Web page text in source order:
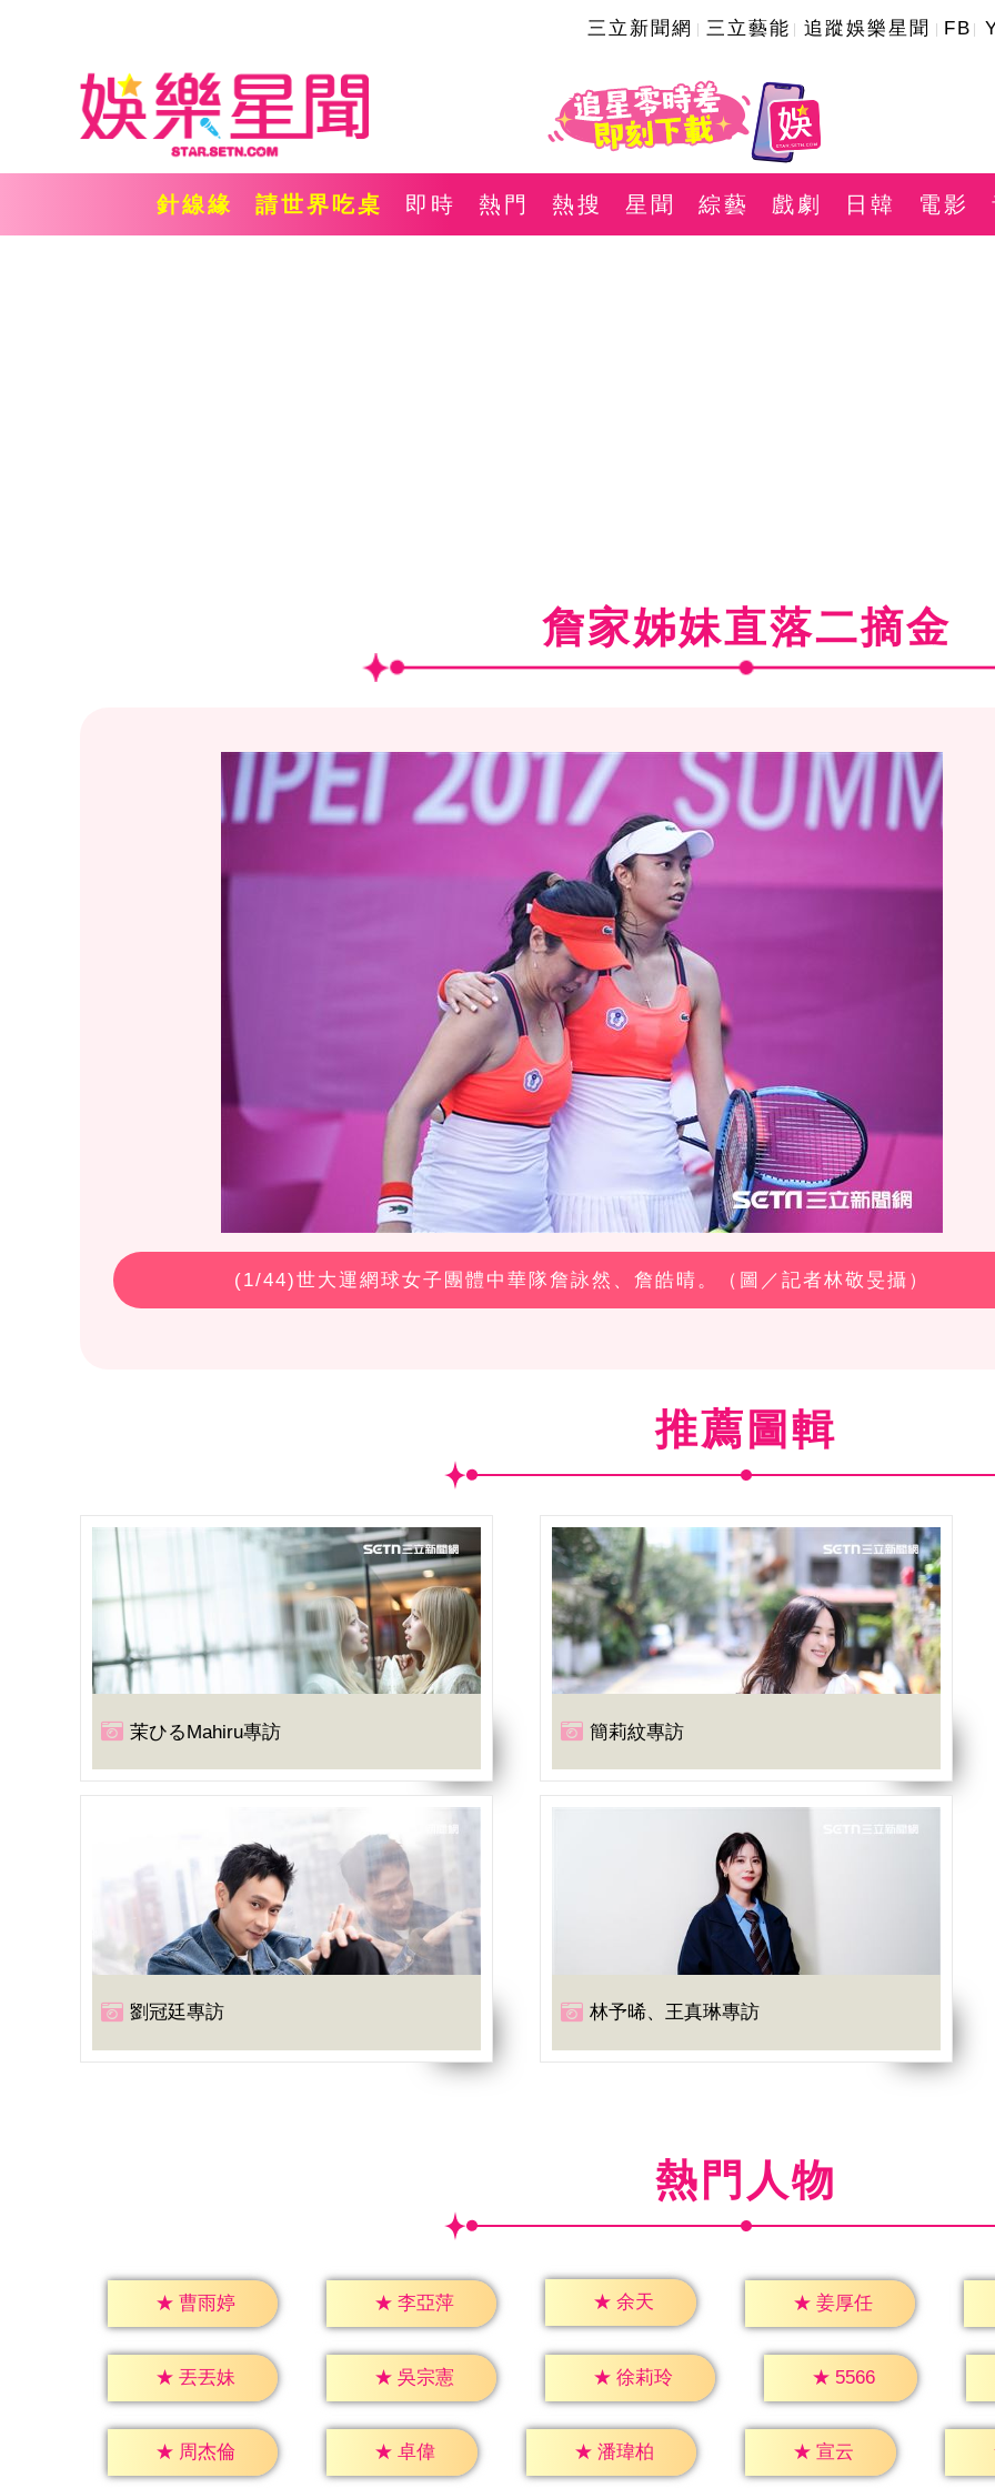
三立新聞網 三立藝能 追蹤娛樂星聞 FB
針線緣 請世界吃桌 即時 熱門 熱搜 星聞 綜藝 戲劇 日韓 電影
詹家姊妹直落二摘金
(1/44)世大運網球女子團體中華隊詹詠然、詹皓晴。（圖／記者林敬旻攝）
推薦圖輯
茉ひるMahiru專訪 簡莉紋專訪
劉冠廷專訪 林予晞、王真琳專訪
熱門人物
★ 曹雨婷 ★ 李亞萍 ★ 余天 ★ 姜厚任
★ 丟丟妹 ★ 吳宗憲 ★ 徐莉玲 ★ 5566
★ 周杰倫 ★ 卓偉 ★ 潘瑋柏 ★ 宣云